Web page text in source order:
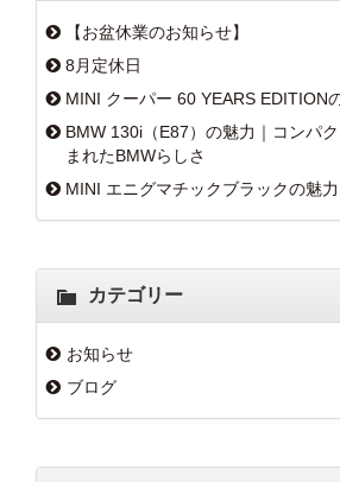
【お盆休業のお知らせ】
8月定休日
MINI クーパー 60 YEARS EDITION
BMW 130i（E87）の魅力｜コンパ
まれたBMWらしさ
MINI エニグマチックブラックの魅
カテゴリー
お知らせ
ブログ